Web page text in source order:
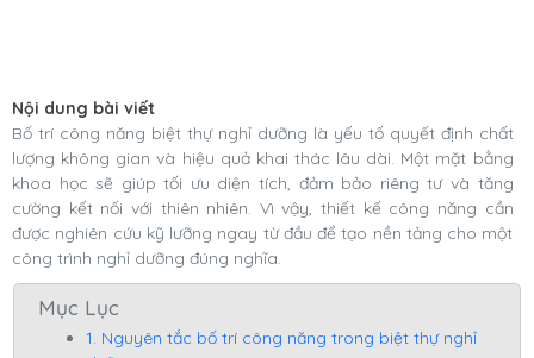
Nội dung bài viết
Bố trí công năng biệt thự nghỉ dưỡng là yếu tố quyết định chất
lượng không gian và hiệu quả khai thác lâu dài. Một mặt bằng
khoa học sẽ giúp tối ưu diện tích, đảm bảo riêng tư và tăng
cường kết nối với thiên nhiên. Vì vậy, thiết kế công năng cần
được nghiên cứu kỹ lưỡng ngay từ đầu để tạo nền tảng cho một
công trình nghỉ dưỡng đúng nghĩa.
Mục Lục
1. Nguyên tắc bố trí công năng trong biệt thự nghỉ